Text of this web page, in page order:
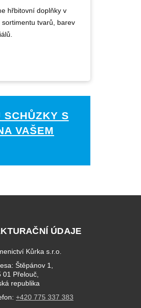
hřbitovní doplňky v
sortimentu tvarů, barev
SCHŮZKY S
VAŠEM
ÚDAJE
Kůrka s.r.o.
Štěpánov 1,
01 Přelouč,
republika
+420 775 337 383